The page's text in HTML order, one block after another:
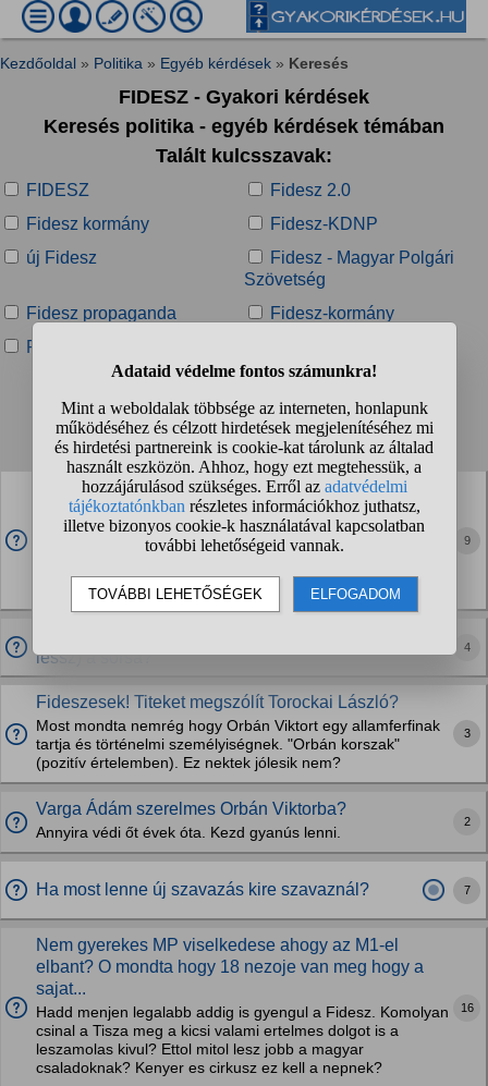
Kezdőoldal » Politika » Egyéb kérdések » Keresés
FIDESZ - Gyakori kérdések
Keresés politika - egyéb kérdések témában
Talált kulcsszavak:
FIDESZ
Fidesz 2.0
Fidesz kormány
Fidesz-KDNP
új Fidesz
Fidesz - Magyar Polgári
Szövetség
Fidesz propaganda
Fidesz-kormány
Fidesz-szavazó
Talált kérdések:
1 2 3 4 ... ❯ ❯❯
Észrevettétek mekkora kettős mérce van a
politikában?
Most ez a Tisza 2/3-ad tökéletesen megmutatja hogy
mekkora kettős mérce van az országban. A Tiszasok most
mégiscsak számít ki van többségben, azoknak...
9
lessz) a sorsa?
4
Fideszesek! Titeket megszólít Torockai László?
Most mondta nemrég hogy Orbán Viktort egy allamferfinak
tartja és történelmi személyiségnek. "Orbán korszak"
(pozitív értelemben). Ez nektek jólesik nem?
3
Varga Ádám szerelmes Orbán Viktorba?
Annyira védi őt évek óta. Kezd gyanús lenni.
2
Ha most lenne új szavazás kire szavaznál? 7
Nem gyerekes MP viselkedese ahogy az M1-el
elbant? O mondta hogy 18 nezoje van meg hogy a
sajat...
Hadd menjen legalabb addig is gyengul a Fidesz. Komolyan
csinal a Tisza meg a kicsi valami ertelmes dolgot is a
leszamolas kivul? Ettol mitol lesz jobb a magyar
csaladoknak? Kenyer es cirkusz ez kell a nepnek?
16